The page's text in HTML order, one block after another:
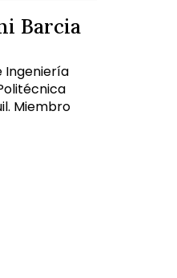
Barcia
Ingeniería
Miembro